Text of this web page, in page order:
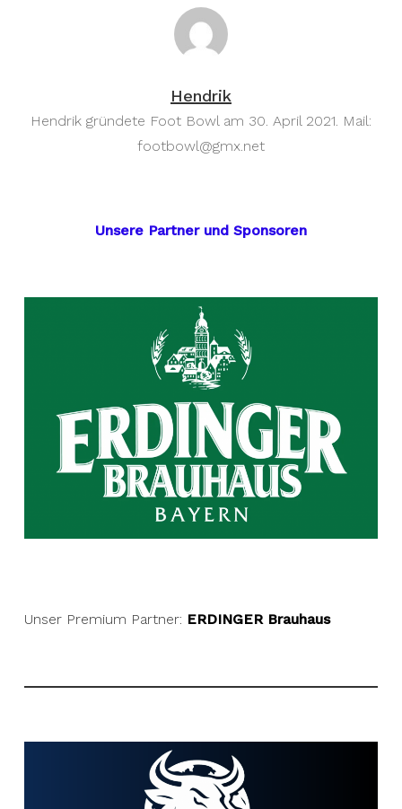
Hendrik
Hendrik gründete Foot Bowl am 30. April 2021. Mail:
footbowl@gmx.net
Unsere Partner und Sponsoren
Unser Premium Partner: ERDINGER Brauhaus